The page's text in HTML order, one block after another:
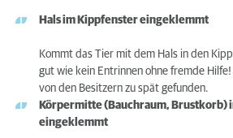
Hals im Kippfenster eingeklemmt
Kommt das Tier mit dem Hals in den
gut wie kein Entrinnen ohne fremde Hilfe!
von den Besitzern zu spät gefunden.
Körpermitte (Bauchraum, Brustkorb)
eingeklemmt